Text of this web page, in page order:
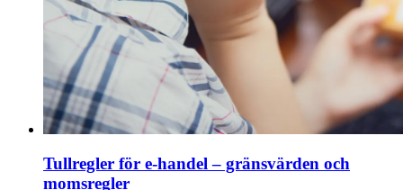
Tullregler för e-handel – gränsvärden och
momsregler